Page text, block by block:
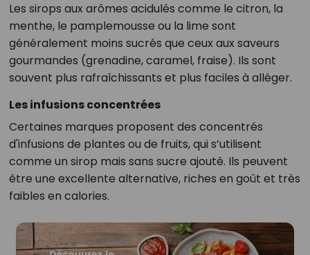
Les sirops aux arômes acidulés comme le citron, la
menthe, le pamplemousse ou la lime sont
généralement moins sucrés que ceux aux saveurs
gourmandes (grenadine, caramel, fraise). Ils sont
souvent plus rafraîchissants et plus faciles à alléger.
Les infusions concentrées
Certaines marques proposent des concentrés
d'infusions de plantes ou de fruits, qui s’utilisent
comme un sirop mais sans sucre ajouté. Ils peuvent
être une excellente alternative, riches en goût et très
faibles en calories.